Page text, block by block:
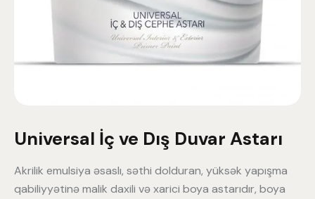
Universal İç ve Dış Duvar Astarı
Akrilik emulsiya əsaslı, səthi dolduran, yüksək yapışma
qabiliyyətinə malik daxili və xarici boya astarıdır, boya